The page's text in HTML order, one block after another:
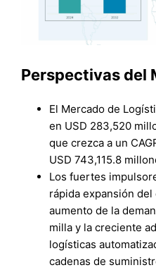
Perspectivas del
El Mercado de
en USD 283,520
que crezca a un
USD 743,115.8
Los fuertes
rápida expansión
aumento de la
milla y la creciente
logísticas
cadenas de